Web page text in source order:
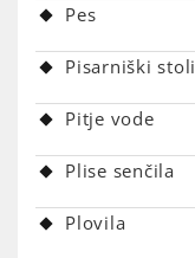
Pes
Pisarniški stoli
Pitje vode
Plise senčila
Plovila